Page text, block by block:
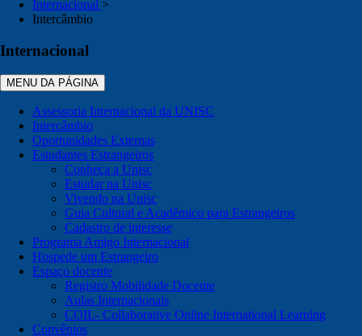
Internacional >
Intercâmbio
Internacional
MENU DA PÁGINA
Assessoria Internacional da UNISC
Intercâmbio
Oportunidades Externas
Estudantes Estrangeiros
Conheça a Unisc
Estudar na Unisc
Vivendo na Unisc
Guia Cultural e Acadêmico para Estrangeiros
Cadastro de interesse
Programa Amigo Internacional
Hospede um Estrangeiro
Espaço docente
Registro Mobilidade Docente
Aulas Internacionais
COIL- Collaborative Online International Learning
Convênios